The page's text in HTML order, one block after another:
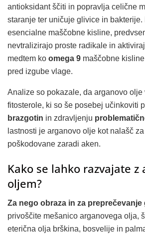
antioksidant ščiti in popravlja celične
staranje ter uničuje glivice in
esencialne maščobne kisline,
nevtralizirajo proste radikale in
medtem ko omega 9 maščobne
pred izgube vlage.
Analize so pokazale, da arganovo olje
fitosterole, ki so še posebej učinkoviti
brazgotin in zdravljenju
lastnosti je arganovo olje kot nalašč
poškodovane zaradi aken.
Kako se lahko razvajate z
oljem?
Za nego obraza in za preprečevanje
privoščite mešanico arganovega olja,
eterična olja brškina, bosvelije in